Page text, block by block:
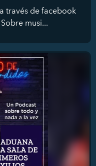
través de facebook
musi...